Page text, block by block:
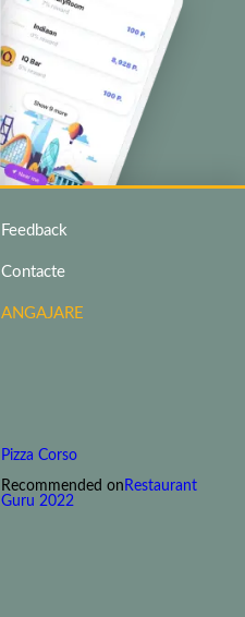
Feedback
Contacte
ANGAJARE
Pizza Corso
Recommended on Restaurant
Guru 2022